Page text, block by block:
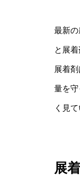
最新
と展
展着
量を
く見て
展